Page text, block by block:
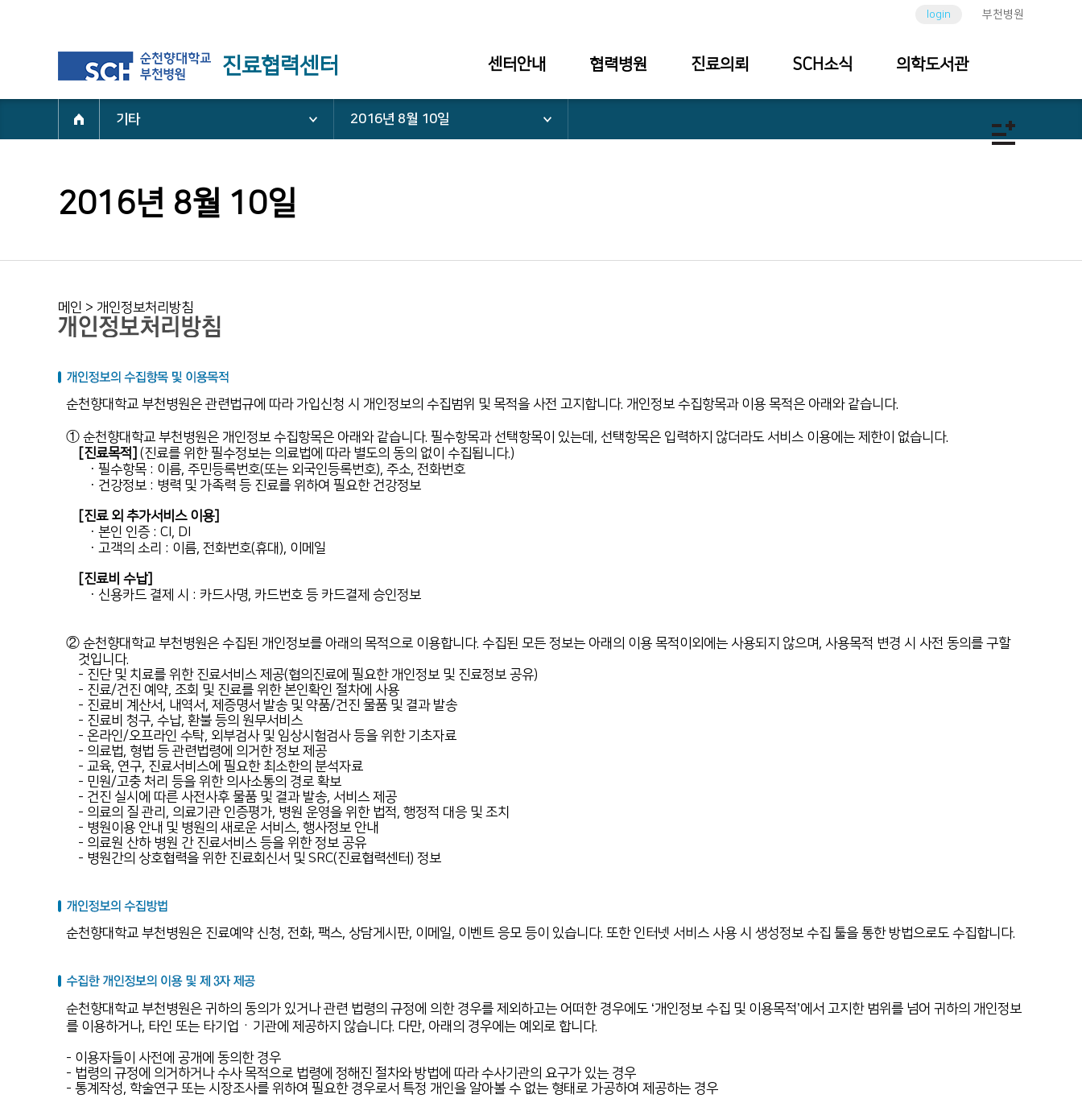
진료협력센터
login 부천병원
센터안내 협력병원 진료의뢰 SCH소식 의학도서관
기타 2016년 8월 10일
2016년 8월 10일
메인 > 개인정보처리방침
순천향대학교 부천병원은 관련법규에 따라 가입신청 시 개인정보의 수집범위 및 목적을 사전 고지합니다. 개인정보 수집항목과 이용 목적은 아래와 같습니다.
① 순천향대학교 부천병원은 개인정보 수집항목은 아래와 같습니다. 필수항목과 선택항목이 있는데, 선택항목은 입력하지 않더라도 서비스 이용에는 제한이 없습니다.
[진료목적] (진료를 위한 필수정보는 의료법에 따라 별도의 동의 없이 수집됩니다.)
· 필수항목 : 이름, 주민등록번호(또는 외국인등록번호), 주소, 전화번호
· 건강정보 : 병력 및 가족력 등 진료를 위하여 필요한 건강정보
[진료 외 추가서비스 이용]
· 본인 인증 : CI, DI
· 고객의 소리 : 이름, 전화번호(휴대), 이메일
[진료비 수납]
· 신용카드 결제 시 : 카드사명, 카드번호 등 카드결제 승인정보
② 순천향대학교 부천병원은 수집된 개인정보를 아래의 목적으로 이용합니다. 수집된 모든 정보는 아래의 이용 목적이외에는 사용되지 않으며, 사용목적 변경 시 사전 동의를 구할
것입니다.
- 진단 및 치료를 위한 진료서비스 제공(협의진료에 필요한 개인정보 및 진료정보 공유)
- 진료/건진 예약, 조회 및 진료를 위한 본인확인 절차에 사용
- 진료비 계산서, 내역서, 제증명서 발송 및 약품/건진 물품 및 결과 발송
- 진료비 청구, 수납, 환불 등의 원무서비스
- 온라인/오프라인 수탁, 외부검사 및 임상시험검사 등을 위한 기초자료
- 의료법, 형법 등 관련법령에 의거한 정보 제공
- 교육, 연구, 진료서비스에 필요한 최소한의 분석자료
- 민원/고충 처리 등을 위한 의사소통의 경로 확보
- 건진 실시에 따른 사전사후 물품 및 결과 발송, 서비스 제공
- 의료의 질 관리, 의료기관 인증평가, 병원 운영을 위한 법적, 행정적 대응 및 조치
- 병원이용 안내 및 병원의 새로운 서비스, 행사정보 안내
- 의료원 산하 병원 간 진료서비스 등을 위한 정보 공유
- 병원간의 상호협력을 위한 진료회신서 및 SRC(진료협력센터) 정보
순천향대학교 부천병원은 진료예약 신청, 전화, 팩스, 상담게시판, 이메일, 이벤트 응모 등이 있습니다. 또한 인터넷 서비스 사용 시 생성정보 수집 툴을 통한 방법으로도 수집합니다.
순천향대학교 부천병원은 귀하의 동의가 있거나 관련 법령의 규정에 의한 경우를 제외하고는 어떠한 경우에도 ‘개인정보 수집 및 이용목적’에서 고지한 범위를 넘어 귀하의 개인정보
를 이용하거나, 타인 또는 타기업ㆍ기관에 제공하지 않습니다. 다만, 아래의 경우에는 예외로 합니다.
- 이용자들이 사전에 공개에 동의한 경우
- 법령의 규정에 의거하거나 수사 목적으로 법령에 정해진 절차와 방법에 따라 수사기관의 요구가 있는 경우
- 통계작성, 학술연구 또는 시장조사를 위하여 필요한 경우로서 특정 개인을 알아볼 수 없는 형태로 가공하여 제공하는 경우